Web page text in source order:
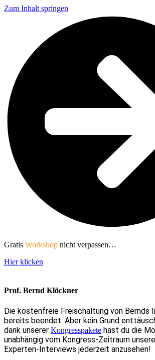
Zum Inhalt springen
Gratis Workshop nicht verpassen…
Hier klicken
Prof. Bernd Klöckner
Die kostenfreie Freischaltung von Bernds
bereits beendet. Aber kein Grund
dank unserer Kongresspakete hast du die
unabhängig vom Kongress-Zeitraum
Experten-Interviews jederzeit anzusehen!